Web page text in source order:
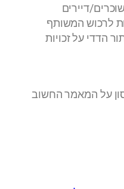
דיירים
לרכוש המשותף
הדדי על זכויות
על המאמר החשוב